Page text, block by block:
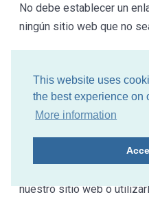
This website uses
the best experience on
More information
No debe establecer un
ningún sitio web que no
Nuestro sitio web no
sitio, ni puede crear un
nuestro sitio web que no
Nos reservamos el
enlace sin previo aviso.
Si desea establecer un
nuestro sitio web o